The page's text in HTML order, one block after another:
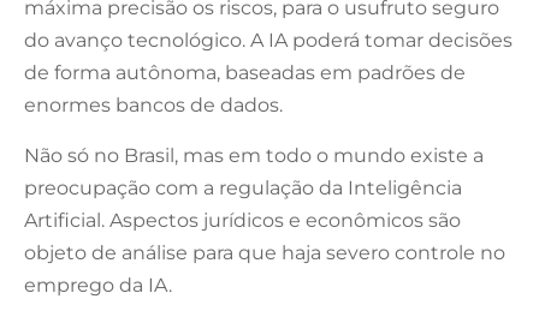
máxima precisão os riscos, para o usufruto seguro
do avanço tecnológico. A IA poderá tomar decisões
de forma autônoma, baseadas em padrões de
enormes bancos de dados.
Não só no Brasil, mas em todo o mundo existe a
preocupação com a regulação da Inteligência
Artificial. Aspectos jurídicos e econômicos são
objeto de análise para que haja severo controle no
emprego da IA.